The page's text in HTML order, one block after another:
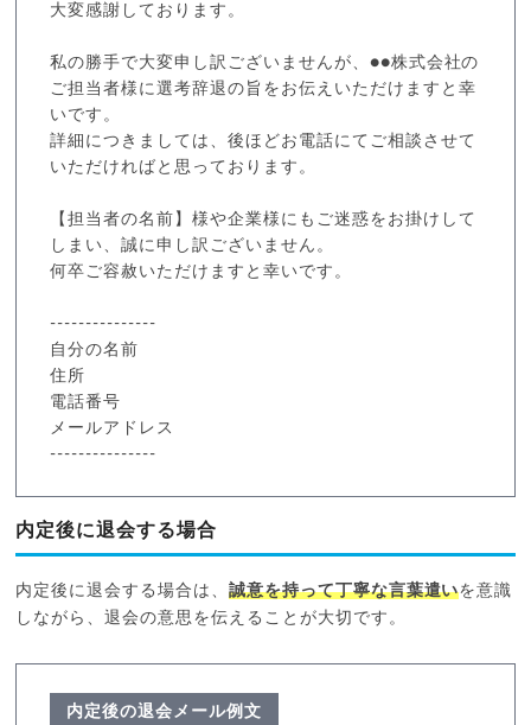
大変感謝しております。
私の勝手で大変申し訳ございませんが、●●株式会社の
ご担当者様に選考辞退の旨をお伝えいただけますと幸
いです。
詳細につきましては、後ほどお電話にてご相談させて
いただければと思っております。
【担当者の名前】様や企業様にもご迷惑をお掛けして
しまい、誠に申し訳ございません。
何卒ご容赦いただけますと幸いです。
---------------
自分の名前
住所
電話番号
メールアドレス
---------------
内定後に退会する場合
内定後に退会する場合は、 誠意を持って丁寧な言葉遣いを意識
しながら、退会の意思を伝えることが大切です。
内定後の退会メール例文